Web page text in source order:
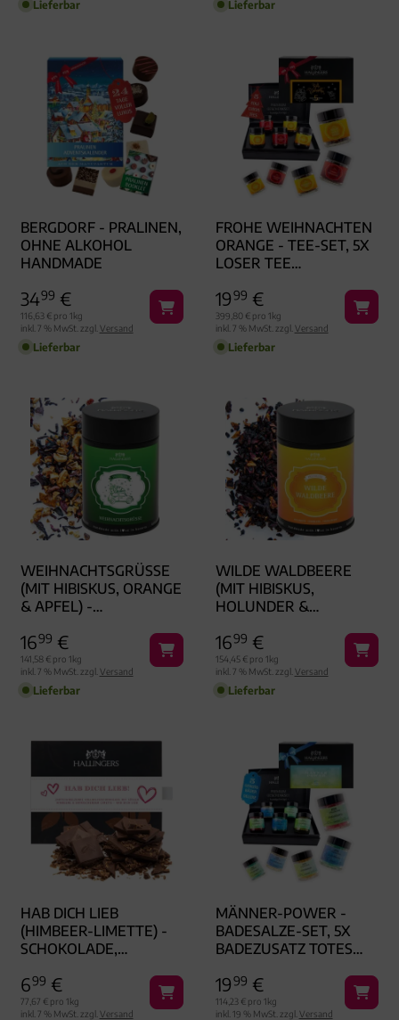
Lieferbar Lieferbar
BERGDORF - PRALINEN,
OHNE ALKOHOL
HANDMADE
3499 €
116,63 € pro 1kg
inkl. 7 % MwSt. zzgl. Versand
Lieferbar
FROHE WEIHNACHTEN
ORANGE - TEE-SET, 5X
LOSER TEE
1999 €
399,80 € pro 1kg
inkl. 7 % MwSt. zzgl. Versand
Lieferbar
WEIHNACHTSGRÜSSE (
MIT HIBISKUS, ORANGE &
APFEL) - F
EE GESCHENKDOSE
1699 €
141,58 € pro 1kg
inkl. 7 % MwSt. zzgl. Versand
Lieferbar
WILDE WALDBEERE
(MIT HIBISKUS,
HOLUNDER &
FRÜCHTETEE, LOSER
TEE GESCHENKDOSE
1699 €
154,45 € pro 1kg
inkl. 7 % MwSt. zzgl. Versand
Lieferbar
HAB DICH LIEB
(HIMBEER-LIMETTE) -
SCHOKOLADE,
ALKOHOL
699 €
77,67 € pro 1kg
inkl. 7 % MwSt. zzgl. Versand
MÄNNER-POWER -
BADESALZE-SET, 5X
BADEZUSATZ TOTES
1999 €
114,23 € pro 1kg
inkl. 19 % MwSt. zzgl. Versand